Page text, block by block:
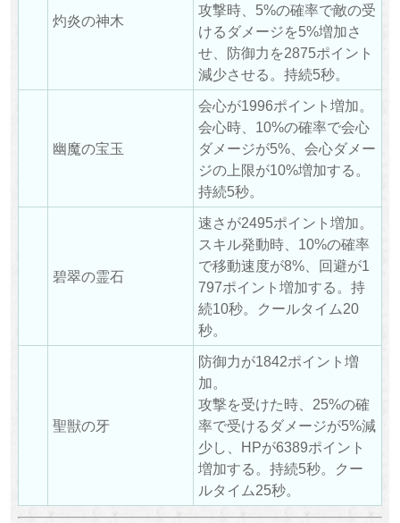
灼炎の神木
攻撃時、5%の確率で敵の受
けるダメージを5%増加さ
せ、防御力を2875ポイント
減少させる。持続5秒。
幽魔の宝玉
会心が1996ポイント増加。
会心時、10%の確率で会心
ダメージが5%、会心ダメー
ジの上限が10%増加する。
持続5秒。
碧翠の霊石
速さが2495ポイント増加。
スキル発動時、10%の確率
で移動速度が8%、回避が1
797ポイント増加する。持
続10秒。クールタイム20
秒。
聖獣の牙
防御力が1842ポイント増
加。
攻撃を受けた時、25%の確
率で受けるダメージが5%減
少し、HPが6389ポイント
増加する。持続5秒。クー
ルタイム25秒。